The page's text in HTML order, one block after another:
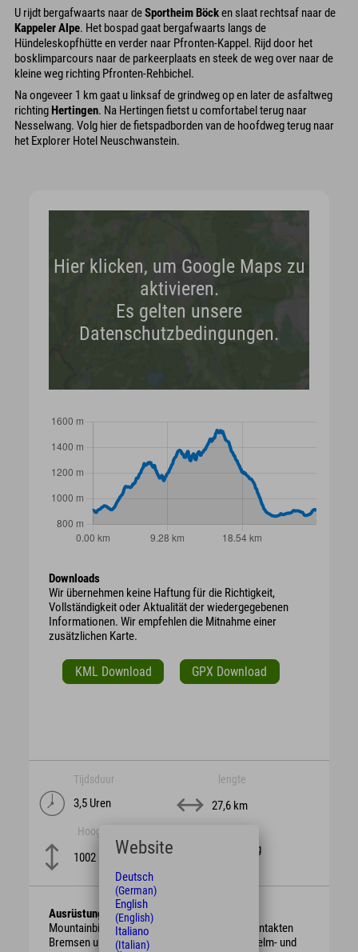
U rijdt bergafwaarts naar deSportheim Böcken slaat rechtsaf naar de
Kappeler Alpe. Het bospad gaat bergafwaarts langs de
Hündeleskopfhütte en verder naar Pfronten-Kappel. Rijd door het
bosklimparcours naar de parkeerplaats en steek de weg over naar de
kleine weg richting Pfronten-Rehbichel.
Na ongeveer 1 km gaat u linksaf de grindweg op en later de asfaltweg
richtingHertingen. Na Hertingen fietst u comfortabel terug naar
Nesselwang. Volg hier de fietspadborden van de hoofdweg terug naar
het Explorer Hotel Neuschwanstein.
Hier klicken, um Google Maps zu
aktivieren.
Es gelten unsere
Datenschutzbedingungen.
Downloads
Wir übernehmen keine Haftung für die Richtigkeit,
Vollständigkeit oder Aktualität der wiedergegebenen
Informationen. Wir empfehlen die Mitnahme einer
zusätzlichen Karte.
KML Download GPX Download
Tijdsduur
3,5 Uren
lengte
27,6 km
Hoogte
1002 m
schwierig
Ausrüstung
Mountainbike mit berggängiger Übersetzung, intakten
Bremsen und genügend Bremsbelag. Schutzhelm- und
Website
Deutsch
(German)
English
(English)
Italiano
(Italian)